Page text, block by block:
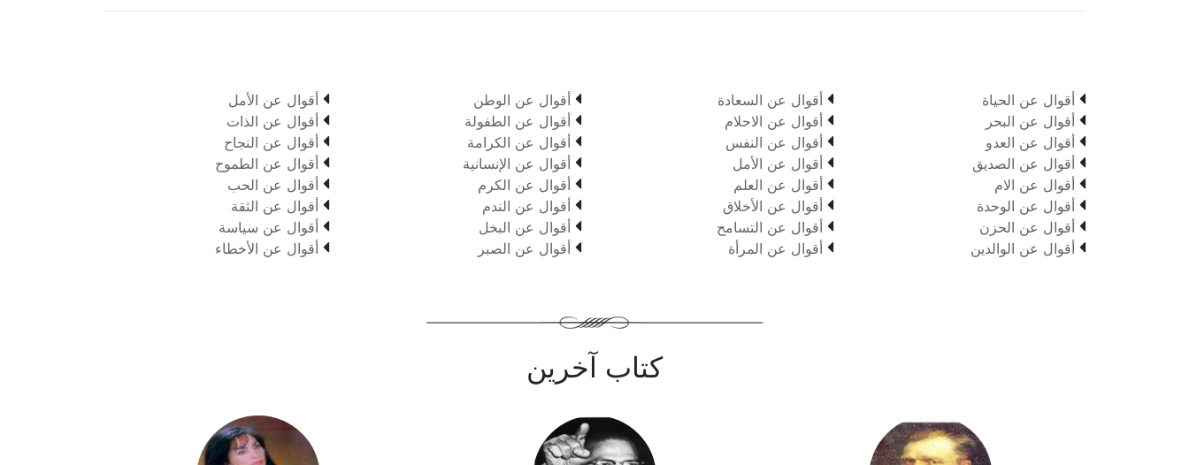
 أقوال عن الحياة
 أقوال عن البحر
 أقوال عن العدو
 أقوال عن الصديق
 أقوال عن الام
 أقوال عن الوحدة
 أقوال عن الحزن
 أقوال عن الوالدين
 أقوال عن السعادة
 أقوال عن الاحلام
 أقوال عن النفس
 أقوال عن الأمل
 أقوال عن العلم
 أقوال عن الأخلاق
 أقوال عن التسامح
 أقوال عن المرأة
 أقوال عن الوطن
 أقوال عن الطفولة
 أقوال عن الكرامة
 أقوال عن الإنسانية
 أقوال عن الكرم
 أقوال عن الندم
 أقوال عن البخل
 أقوال عن الصبر
 أقوال عن الأمل
 أقوال عن الذات
 أقوال عن النجاح
 أقوال عن الطموح
 أقوال عن الحب
 أقوال عن الثقة
 أقوال عن سياسة
 أقوال عن الأخطاء
كتاب آخرين